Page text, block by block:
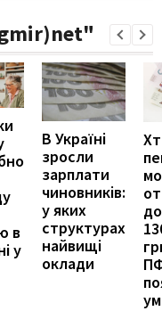
в
у
В Україні
зросли
зарплати
чиновників:
у яких
структурах
найвищі
оклади